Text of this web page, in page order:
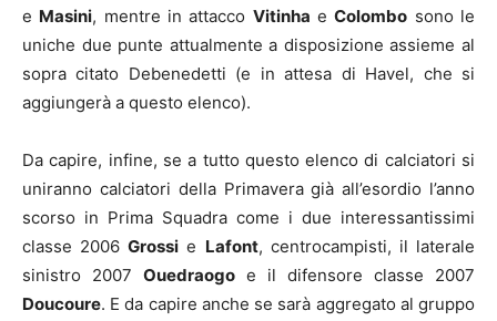
e Masini, mentre in attacco Vitinha eColombo sono le
uniche due punte attualmente a disposizione assieme al
sopra citato Debenedetti (e in attesa di Havel, che si
aggiungerà a questo elenco).
Da capire, infine, se a tutto questo elenco di calciatori si
uniranno calciatori della Primavera già all’esordio l’anno
scorso in Prima Squadra come i due interessantissimi
classe 2006Grossi e Lafont, centrocampisti, il laterale
sinistro 2007 Ouedraogo e il difensore classe 2007
Doucoure. E da capire anche se sarà aggregato al gruppo